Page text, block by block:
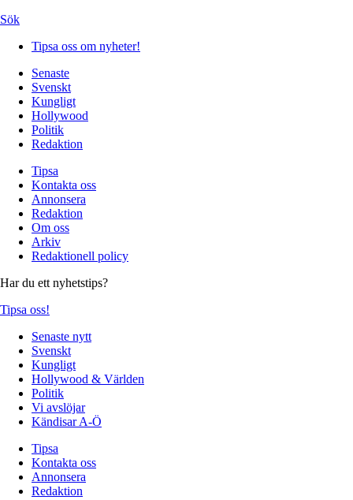
Sök
Tipsa oss om nyheter!
Senaste
Svenskt
Kungligt
Hollywood
Politik
Redaktion
Tipsa
Kontakta oss
Annonsera
Redaktion
Om oss
Arkiv
Redaktionell policy
Har du ett nyhetstips?
Tipsa oss!
Senaste nytt
Svenskt
Kungligt
Hollywood & Världen
Politik
Vi avslöjar
Kändisar A-Ö
Tipsa
Kontakta oss
Annonsera
Redaktion